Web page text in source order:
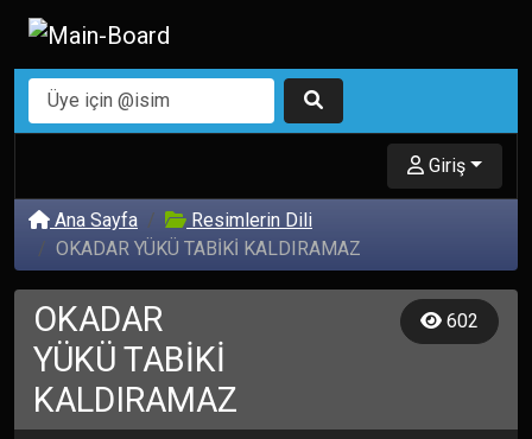
Giriş
Ana Sayfa
Resimlerin Dili
OKADAR YÜKÜ TABİKİ KALDIRAMAZ
OKADAR
YÜKÜ TABİKİ
KALDIRAMAZ
602